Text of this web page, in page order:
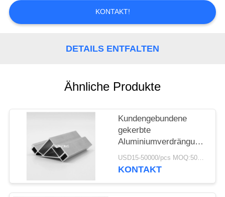
VERBINDUNG
FORDERN
KONTAKT!
DETAILS ENTFALTEN
Ähnliche Produkte
Kundengebundene
gekerbte
Aluminiumverdrängung
profiliert 8 - 4040R für
Struktur-Rahmen
USD15-50000/pcs MOQ:500kg
KONTAKT